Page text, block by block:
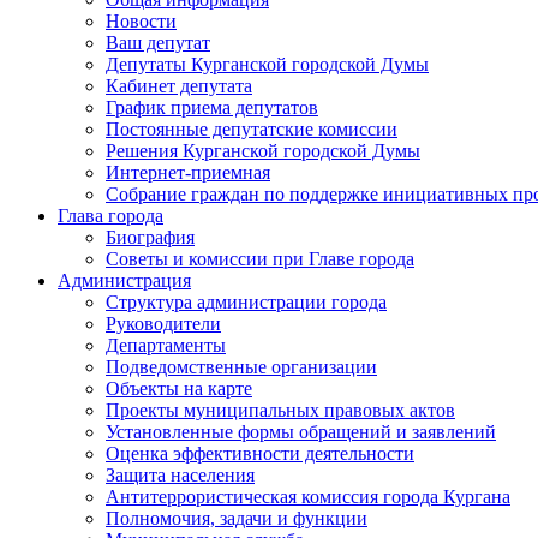
Новости
Ваш депутат
Депутаты Курганской городской Думы
Кабинет депутата
График приема депутатов
Постоянные депутатские комиссии
Решения Курганской городской Думы
Интернет-приемная
Собрание граждан по поддержке инициативных
Глава города
Биография
Советы и комиссии при Главе города
Администрация
Структура администрации города
Руководители
Департаменты
Подведомственные организации
Объекты на карте
Проекты муниципальных правовых актов
Установленные формы обращений и заявлений
Оценка эффективности деятельности
Защита населения
Антитеррористическая комиссия города Кургана
Полномочия, задачи и функции